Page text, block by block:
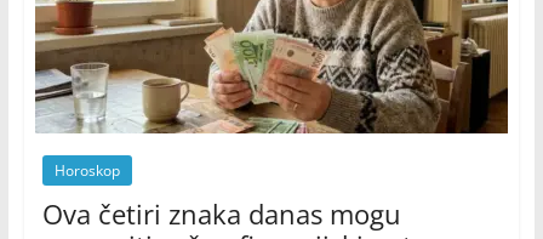
Horoskop
Ova četiri znaka danas mogu